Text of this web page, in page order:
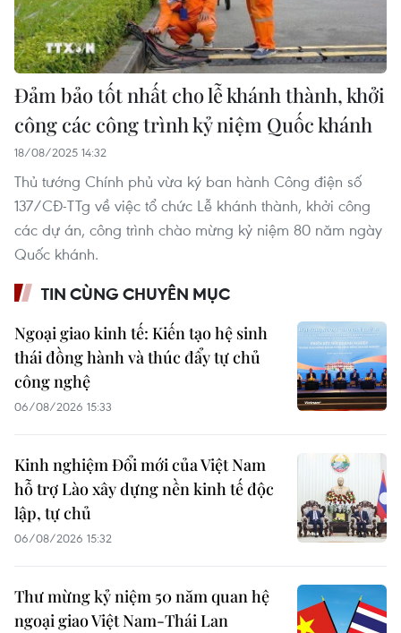
Đảm bảo tốt nhất cho lễ khánh thành, khởi
công các công trình kỷ niệm Quốc khánh
18/08/2025 14:32
Thủ tướng Chính phủ vừa ký ban hành Công điện số
137/CĐ-TTg về việc tổ chức Lễ khánh thành, khởi công
các dự án, công trình chào mừng kỷ niệm 80 năm ngày
Quốc khánh.
TIN CÙNG CHUYÊN MỤC
Ngoại giao kinh tế: Kiến tạo hệ sinh
thái đồng hành và thúc đẩy tự chủ
công nghệ
06/08/2026 15:33
Kinh nghiệm Đổi mới của Việt Nam
hỗ trợ Lào xây dựng nền kinh tế độc
lập, tự chủ
06/08/2026 15:32
Thư mừng kỷ niệm 50 năm quan hệ
ngoại giao Việt Nam-Thái Lan